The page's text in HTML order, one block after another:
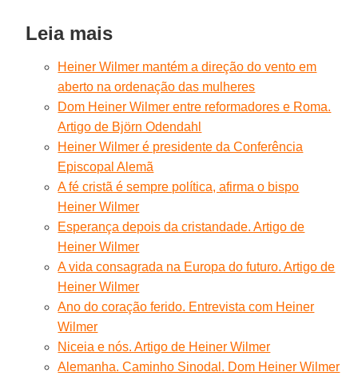
Leia mais
Heiner Wilmer mantém a direção do vento em
aberto na ordenação das mulheres
Dom Heiner Wilmer entre reformadores e Roma.
Artigo de Björn Odendahl
Heiner Wilmer é presidente da Conferência
Episcopal Alemã
A fé cristã é sempre política, afirma o bispo
Heiner Wilmer
Esperança depois da cristandade. Artigo de
Heiner Wilmer
A vida consagrada na Europa do futuro. Artigo de
Heiner Wilmer
Ano do coração ferido. Entrevista com Heiner
Wilmer
Niceia e nós. Artigo de Heiner Wilmer
Alemanha. Caminho Sinodal. Dom Heiner Wilmer